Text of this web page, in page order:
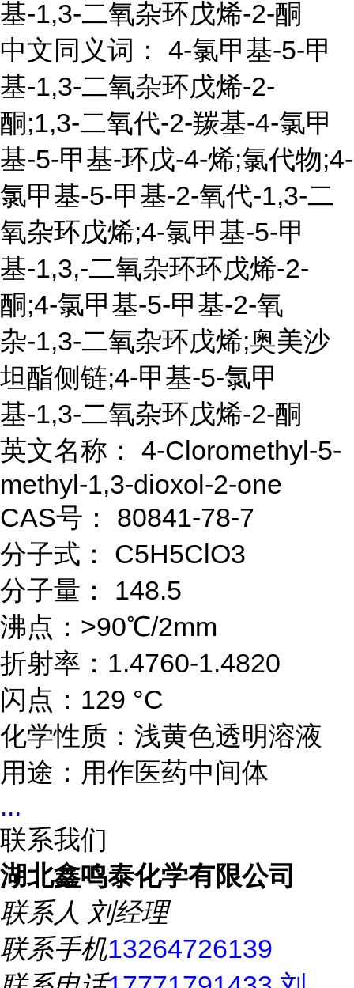
基-1,3-二氧杂环戊烯-2-酮
中文同义词： 4-氯甲基-5-甲
基-1,3-二氧杂环戊烯-2-
酮;1,3-二氧代-2-羰基-4-氯甲
基-5-甲基-环戊-4-烯;氯代物;4-
氯甲基-5-甲基-2-氧代-1,3-二
氧杂环戊烯;4-氯甲基-5-甲
基-1,3,-二氧杂环环戊烯-2-
酮;4-氯甲基-5-甲基-2-氧
杂-1,3-二氧杂环戊烯;奥美沙
坦酯侧链;4-甲基-5-氯甲
基-1,3-二氧杂环戊烯-2-酮
英文名称： 4-Cloromethyl-5-
methyl-1,3-dioxol-2-one
CAS号： 80841-78-7
分子式： C5H5ClO3
分子量： 148.5
沸点：>90℃/2mm
折射率：1.4760-1.4820
闪点：129 °C
化学性质：浅黄色透明溶液
用途：用作医药中间体
...
联系我们
湖北鑫鸣泰化学有限公司
联系人 刘经理
联系手机13264726139